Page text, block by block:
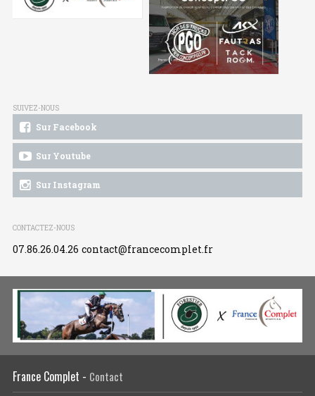
SUIVEZ-NOUS
Sur Facebook
Sur Youtube
Sur Instagram
CONTACTEZ-NOUS
07.86.26.04.26 contact@francecomplet.fr
France Complet - Contact